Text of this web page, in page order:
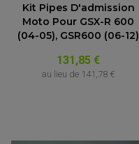
Kit Pipes D'admission
Moto Pour GSX-R 600
(04-05), GSR600 (06-12)
131,85 €
au lieu de 141,78 €